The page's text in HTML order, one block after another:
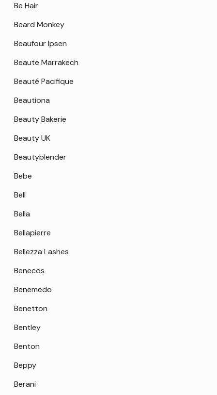
Be Hair
Beard Monkey
Beaufour Ipsen
Beaute Marrakech
Beauté Pacifique
Beautiona
Beauty Bakerie
Beauty UK
Beautyblender
Bebe
Bell
Bella
Bellapierre
Bellezza Lashes
Benecos
Benemedo
Benetton
Bentley
Benton
Beppy
Berani